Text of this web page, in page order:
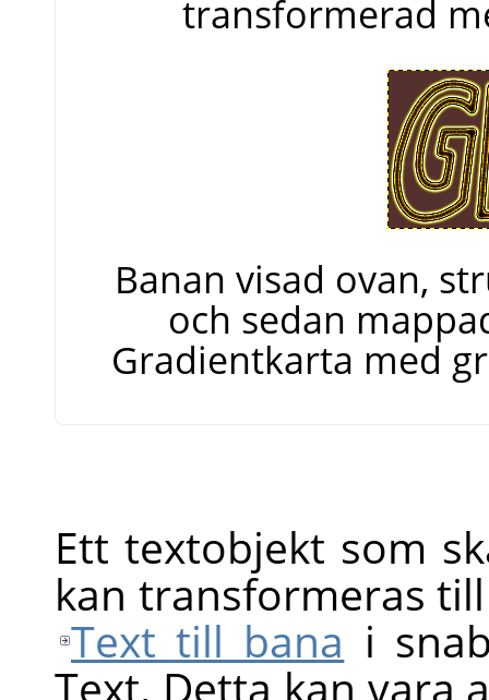
transformerad
Banan visad ovan,
och sedan
Gradientkarta med
Ett textobjekt som
kan transformeras
Text till bana i
Text. Detta kan vara